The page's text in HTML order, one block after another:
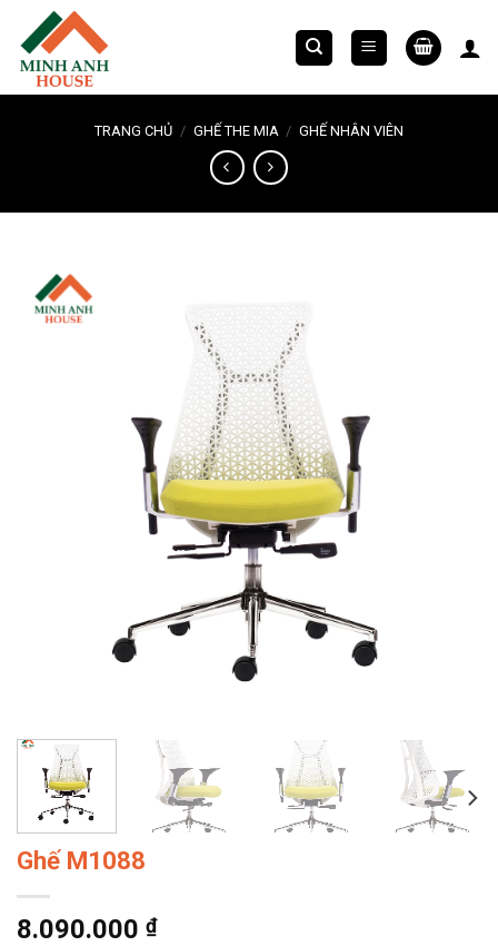
Chuyển
đến
nội
dung
TRANG CHỦ / GHẾ THE MIA / GHẾ NHÂN VIÊN
Ghế M1088
8.090.000 ₫